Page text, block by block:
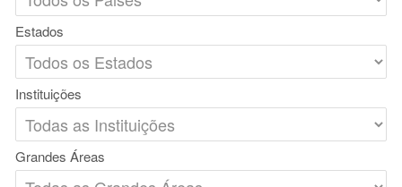
Estados
Instituições
Grandes Áreas